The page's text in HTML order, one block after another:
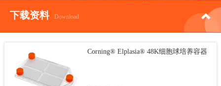
讲座视频
下载资料 Download
Corning® Elplasia® 48K细胞球培养容器